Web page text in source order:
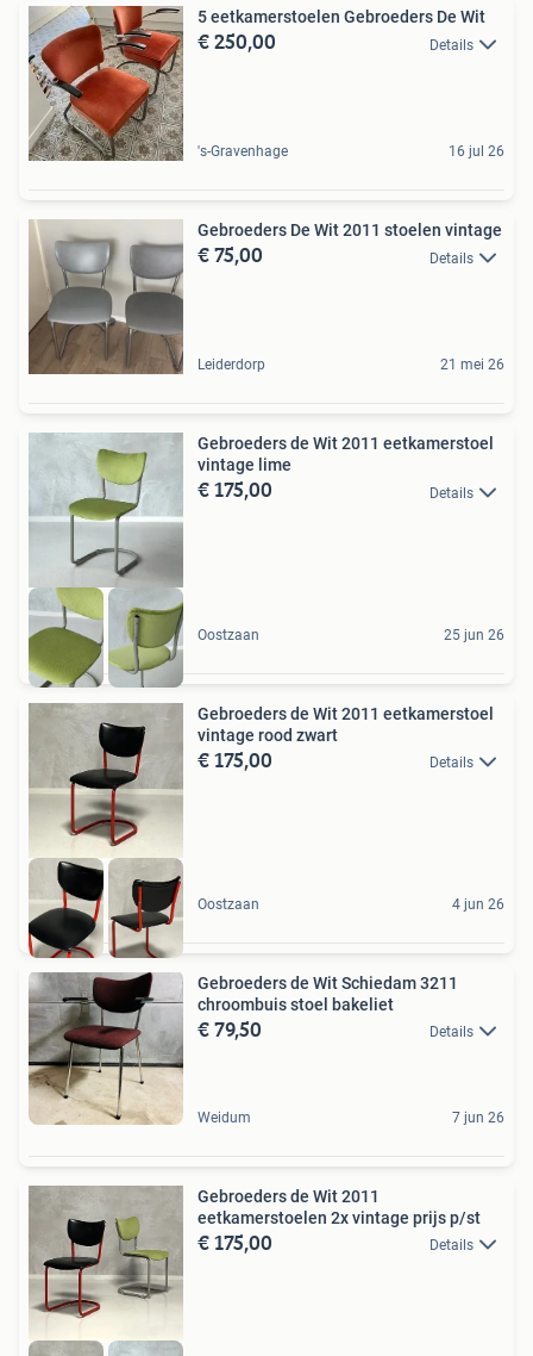
5 eetkamerstoelen Gebroeders De Wit
€ 250,00 Details
's-Gravenhage 16 jul 26
Gebroeders De Wit 2011 stoelen vintage
€ 75,00 Details
Leiderdorp 21 mei 26
Gebroeders de Wit 2011 eetkamerstoel
vintage lime
€ 175,00 Details
Oostzaan 25 jun 26
Gebroeders de Wit 2011 eetkamerstoel
vintage rood zwart
€ 175,00 Details
Oostzaan 4 jun 26
Gebroeders de Wit Schiedam 3211
chroombuis stoel bakeliet
€ 79,50 Details
Weidum 7 jun 26
Gebroeders de Wit 2011
eetkamerstoelen 2x vintage prijs p/st
€ 175,00 Details